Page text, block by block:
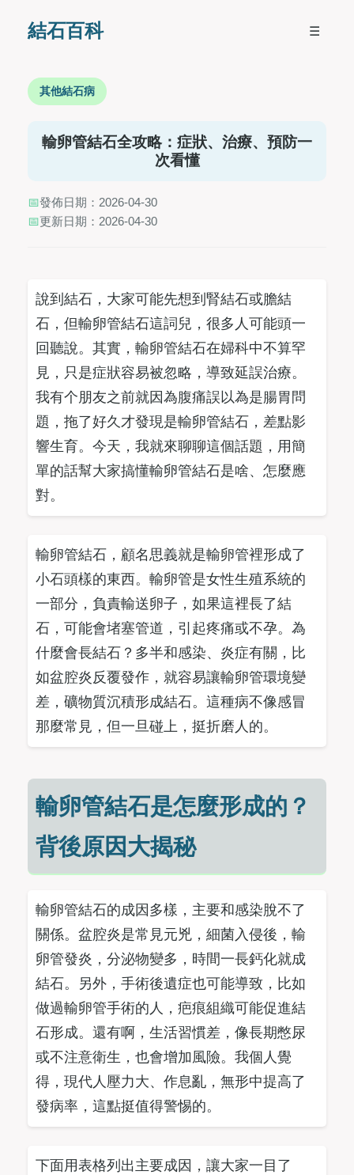
結石百科 ☰
其他結石病
輸卵管結石全攻略：症狀、治療、預防一
次看懂
📅發佈日期：2026-04-30
📅更新日期：2026-04-30
說到結石，大家可能先想到腎結石或膽結
石，但輸卵管結石這詞兒，很多人可能頭一
回聽說。其實，輸卵管結石在婦科中不算罕
見，只是症狀容易被忽略，導致延誤治療。
我有个朋友之前就因為腹痛誤以為是腸胃問
題，拖了好久才發現是輸卵管結石，差點影
響生育。今天，我就來聊聊這個話題，用簡
單的話幫大家搞懂輸卵管結石是啥、怎麼應
對。
輸卵管結石，顧名思義就是輸卵管裡形成了
小石頭樣的東西。輸卵管是女性生殖系統的
一部分，負責輸送卵子，如果這裡長了結
石，可能會堵塞管道，引起疼痛或不孕。為
什麼會長結石？多半和感染、炎症有關，比
如盆腔炎反覆發作，就容易讓輸卵管環境變
差，礦物質沉積形成結石。這種病不像感冒
那麼常見，但一旦碰上，挺折磨人的。
輸卵管結石是怎麼形成的？
背後原因大揭秘
輸卵管結石的成因多樣，主要和感染脫不了
關係。盆腔炎是常見元兇，細菌入侵後，輸
卵管發炎，分泌物變多，時間一長鈣化就成
結石。另外，手術後遺症也可能導致，比如
做過輸卵管手術的人，疤痕組織可能促進結
石形成。還有啊，生活習慣差，像長期憋尿
或不注意衛生，也會增加風險。我個人覺
得，現代人壓力大、作息亂，無形中提高了
發病率，這點挺值得警惕的。
下面用表格列出主要成因，讓大家一目了